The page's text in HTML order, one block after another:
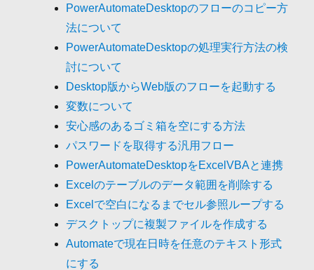
PowerAutomateDesktopのフローのコピー方
法について
PowerAutomateDesktopの処理実行方法の検
討について
Desktop版からWeb版のフローを起動する
変数について
安心感のあるゴミ箱を空にする方法
パスワードを取得する汎用フロー
PowerAutomateDesktopをExcelVBAと連携
Excelのテーブルのデータ範囲を削除する
Excelで空白になるまでセル参照ループする
デスクトップに複製ファイルを作成する
Automateで現在日時を任意のテキスト形式
にする